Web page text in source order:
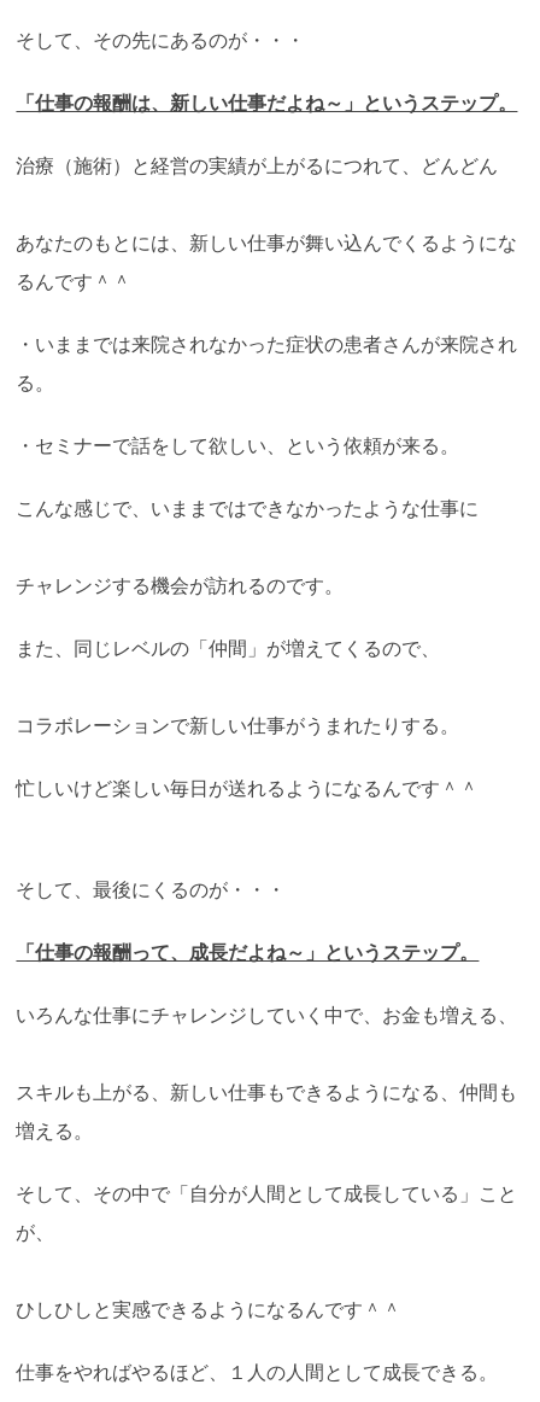
そして、その先にあるのが・・・
「仕事の報酬は、新しい仕事だよね～」というステップ。
治療（施術）と経営の実績が上がるにつれて、どんどん
あなたのもとには、新しい仕事が舞い込んでくるようにな
るんです＾＾
・いままでは来院されなかった症状の患者さんが来院され
る。
・セミナーで話をして欲しい、という依頼が来る。
こんな感じで、いままではできなかったような仕事に
チャレンジする機会が訪れるのです。
また、同じレベルの「仲間」が増えてくるので、
コラボレーションで新しい仕事がうまれたりする。
忙しいけど楽しい毎日が送れるようになるんです＾＾
そして、最後にくるのが・・・
「仕事の報酬って、成長だよね～」というステップ。
いろんな仕事にチャレンジしていく中で、お金も増える、
スキルも上がる、新しい仕事もできるようになる、仲間も
増える。
そして、その中で「自分が人間として成長している」こと
が、
ひしひしと実感できるようになるんです＾＾
仕事をやればやるほど、１人の人間として成長できる。